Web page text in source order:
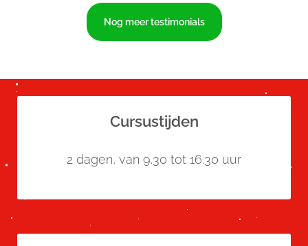
Nog meer testimonials
Cursustijden
2 dagen, van 9.30 tot 16.30 uur